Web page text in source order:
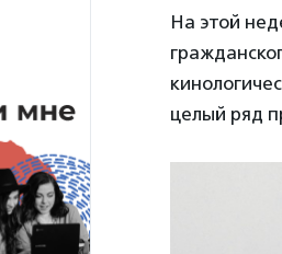
На этой
целый ряд